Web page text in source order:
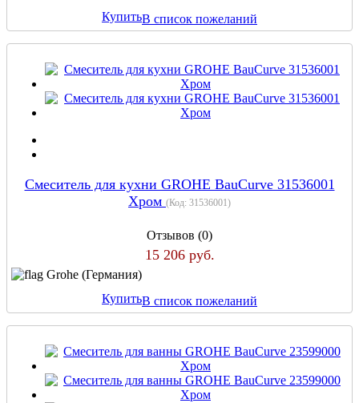
КупитьВ список пожеланий
Смеситель для кухни GROHE BauCurve 31536001
Хром (Код: 31536001)
Отзывов (0)
15 206 руб.
Grohe (Германия)
КупитьВ список пожеланий